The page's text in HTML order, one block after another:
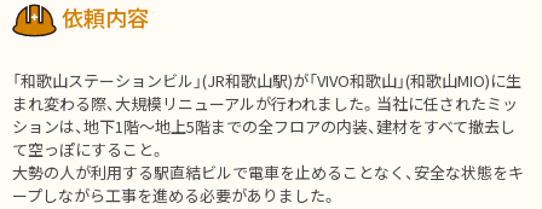
依頼内容
「和歌山ステーションビル」(JR和歌山駅)が「VIVO和歌山」(和歌山MIO)に生
まれ変わる際、大規模リニューアルが行われました。当社に任されたミッ
ションは、地下1階～地上5階までの全フロアの内装、建材をすべて撤去し
て空っぽにすること。
大勢の人が利用する駅直結ビルで電車を止めることなく、安全な状態をキ
ープしながら工事を進める必要がありました。